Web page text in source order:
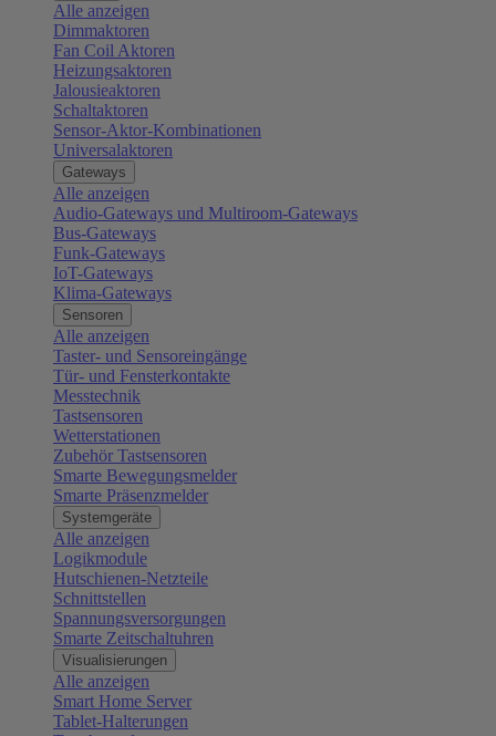
Alle anzeigen
Dimmaktoren
Fan Coil Aktoren
Heizungsaktoren
Jalousieaktoren
Schaltaktoren
Sensor-Aktor-Kombinationen
Universalaktoren
Gateways
Alle anzeigen
Audio-Gateways und Multiroom-Gateways
Bus-Gateways
Funk-Gateways
IoT-Gateways
Klima-Gateways
Sensoren
Alle anzeigen
Taster- und Sensoreingänge
Tür- und Fensterkontakte
Messtechnik
Tastsensoren
Wetterstationen
Zubehör Tastsensoren
Smarte Bewegungsmelder
Smarte Präsenzmelder
Systemgeräte
Alle anzeigen
Logikmodule
Hutschienen-Netzteile
Schnittstellen
Spannungsversorgungen
Smarte Zeitschaltuhren
Visualisierungen
Alle anzeigen
Smart Home Server
Tablet-Halterungen